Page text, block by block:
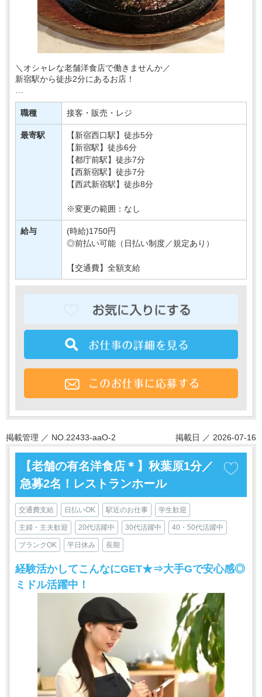
＼オシャレな老舗洋食店で働きませんか／
新宿駅から徒歩2分にあるお店！
あなたには洋食店にて
ホールのお仕事をお任せします！
ブランクがある方でも大丈夫！
丁寧な研修が行われるのでご安心ください^0^・・・
職種 接客・販売・レジ
最寄駅
【新宿西口駅】徒歩5分
【新宿駅】徒歩6分
【都庁前駅】徒歩7分
【西新宿駅】徒歩7分
【西武新宿駅】徒歩8分
※変更の範囲：なし
給与
(時給)1750円
◎前払い可能（日払い制度／規定あり）
【交通費】全額支給
掲載管理 ／ NO.22433-aaO-2 掲載日 ／ 2026-07-16
【老舗の有名洋食店＊】秋葉原1分／
急募2名！レストランホール
交通費支給 日払いOK 駅近のお仕事 学生歓迎
主婦・主夫歓迎 20代活躍中 30代活躍中 40・50代活躍中
ブランクOK 平日休み 長期
経験活かしてこんなにGET★⇒大手Gで安心感◎
ミドル活躍中！